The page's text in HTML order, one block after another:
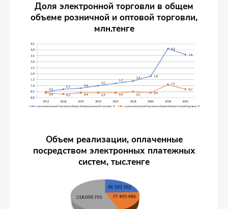
Доля электронной торговли в общем
объеме розничной и оптовой торговли,
млн.тенге
Объем реализации, оплаченные
посредством электронных платежных
систем, тыс.тенге